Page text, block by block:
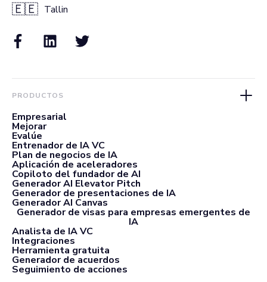
🇪🇪 Tallin
PRODUCTOS
Empresarial
Mejorar
Evalúe
Entrenador de IA VC
Plan de negocios de IA
Aplicación de aceleradores
Copiloto del fundador de AI
Generador AI Elevator Pitch
Generador de presentaciones de IA
Generador AI Canvas
Generador de visas para empresas emergentes de
IA
Analista de IA VC
Integraciones
Herramienta gratuita
Generador de acuerdos
Seguimiento de acciones